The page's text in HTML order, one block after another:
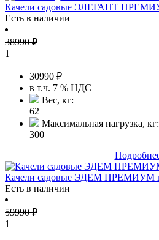
Качели садовые ЭЛЕГАНТ
Есть в наличии
38990₽
1
30990 ₽
в т.ч. 7 % НДС
Вес, кг:
62
Максимальная нагрузка, кг:
300
Качели садовые ЭДЕМ ПРЕМИУМ
Есть в наличии
59990₽
1